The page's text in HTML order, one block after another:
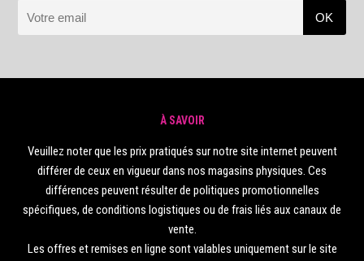
À SAVOIR
Veuillez noter que les prix pratiqués sur notre site internet peuvent
différer de ceux en vigueur dans nos magasins physiques. Ces
différences peuvent résulter de politiques promotionnelles
spécifiques, de conditions logistiques ou de frais liés aux canaux de
vente.
Les offres et remises en ligne sont valables uniquement sur le site